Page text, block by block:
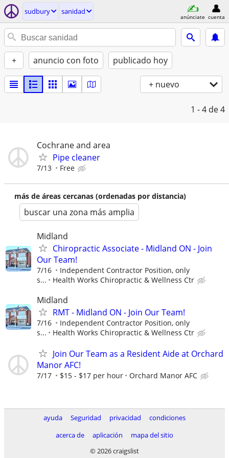
sudbury sanidad
anúnciate cuenta
+ anuncio con foto publicado hoy
+ nuevo
1 - 4 de 4
Cochrane and area
Pipe cleaner
7/13 Free
más de áreas cercanas (ordenadas por distancia)
buscar una zona más amplia
Midland
Chiropractic Associate - Midland ON - Join
Our Team!
7/16
Independent Contractor Position, only
s...
Health Works Chiropractic & Wellness Ctr
Midland
RMT - Midland ON - Join Our Team!
7/16
Independent Contractor Position, only
s...
Health Works Chiropractic & Wellness Ctr
Join Our Team as a Resident Aide at Orchard
Manor AFC!
7/17 $15 - $17 per hour Orchard Manor AFC
ayuda Seguridad privacidad
condiciones
acerca de
aplicación
mapa del sitio
© 2026 craigslist